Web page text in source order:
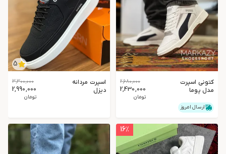
کتونی اسپرت
مدل پوما
2,680,000
2,430,000
تومان
ارسال امروز
5
اسپرت مردانه
دیزل
3,300,000
2,990,000
تومان
16٪